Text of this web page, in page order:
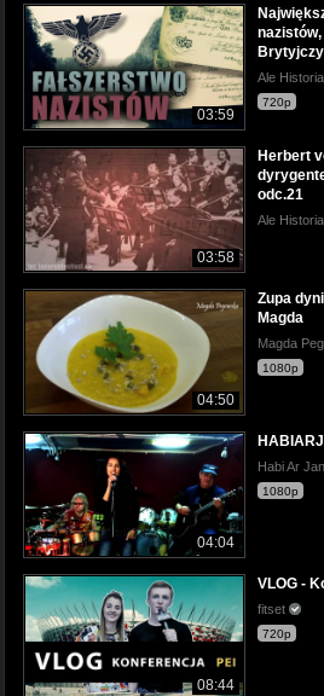
03:59
Ale Historia
720p
03:58
Herbert
odc.21
Ale Historia
04:50
Zupa
Magda
Magda
1080p
04:04
Habi Ar
1080p
08:44
VLOG -
fitset
720p